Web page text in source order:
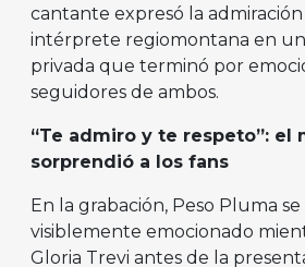
cantante expresó la
intérprete regiomontana en
privada que terminó por
seguidores de ambos.
“Te admiro y te respeto”: el
sorprendió a los fans
En la grabación, Peso Pluma
visiblemente emocionado
Gloria Trevi antes de la